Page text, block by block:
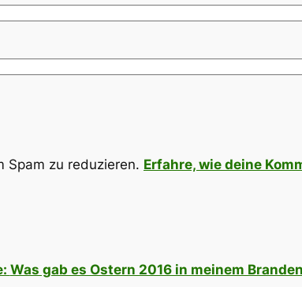
Spam zu reduzieren. Erfahre, wie deine
Was gab es Ostern 2016 in meinem